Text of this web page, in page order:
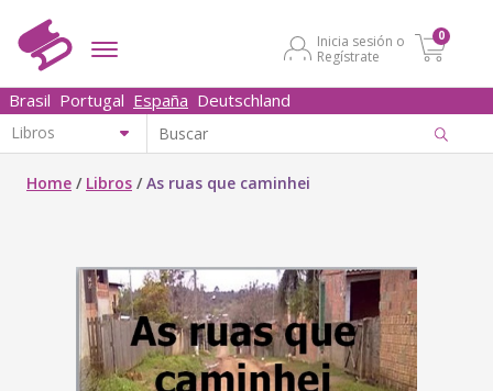
Inicia sesión o
Regístrate
0
Brasil Portugal España Deutschland
Home / Libros /As ruas que caminhei